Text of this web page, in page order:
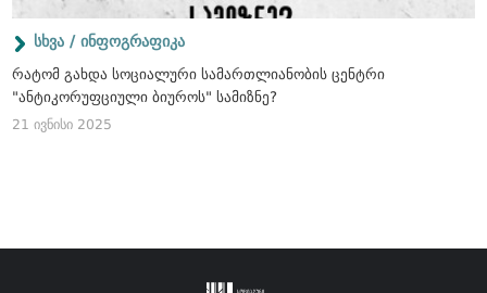
სხვა / ინფოგრაფიკა
რატომ გახდა სოციალური სამართლიანობის ცენტრი
"ანტიკორუფციული ბიუროს" სამიზნე?
21 ივნისი 2025